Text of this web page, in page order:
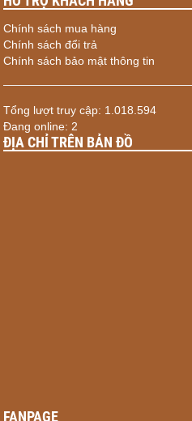
Chính sách mua hàng
Chính sách đổi trả
Chính sách bảo mật thông tin
Tổng lượt truy cập: 1.018.594
Đang online: 2
ĐỊA CHỈ TRÊN BẢN ĐỒ
FANPAGE